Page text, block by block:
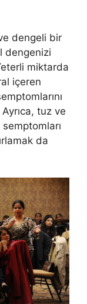
dengeli bir
dengenizi
miktarda
içeren
tuz ve
da